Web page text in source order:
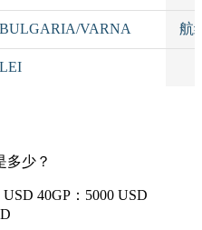
BULGARIA/VARNA 航
LEI
多少？
40GP：5000 USD